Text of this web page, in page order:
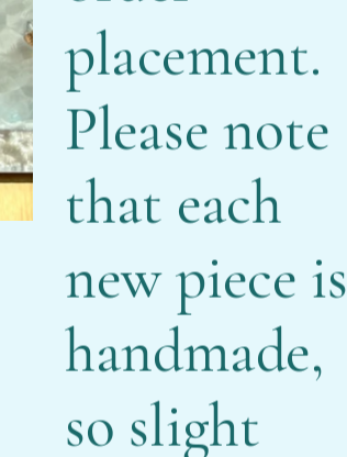
placement.
Please note
that each
new piece is
handmade,
so slight